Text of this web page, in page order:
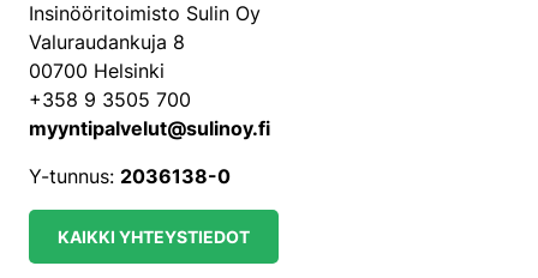
Insinööritoimisto Sulin Oy
Valuraudankuja 8
00700 Helsinki
+358 9 3505 700
myyntipalvelut@sulinoy.fi
Y-tunnus: 2036138-0
KAIKKI YHTEYSTIEDOT